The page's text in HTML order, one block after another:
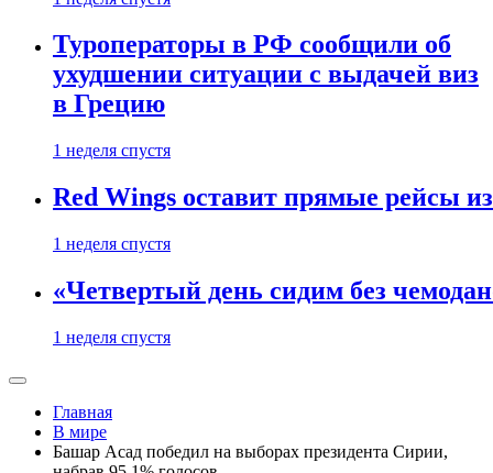
Туроператоры в РФ сообщили об
ухудшении ситуации с выдачей виз
в Грецию
1 неделя спустя
Red Wings оставит прямые рейсы
1 неделя спустя
«Четвертый день сидим без
1 неделя спустя
Главная
В мире
Башар Асад победил на выборах президента Сирии,